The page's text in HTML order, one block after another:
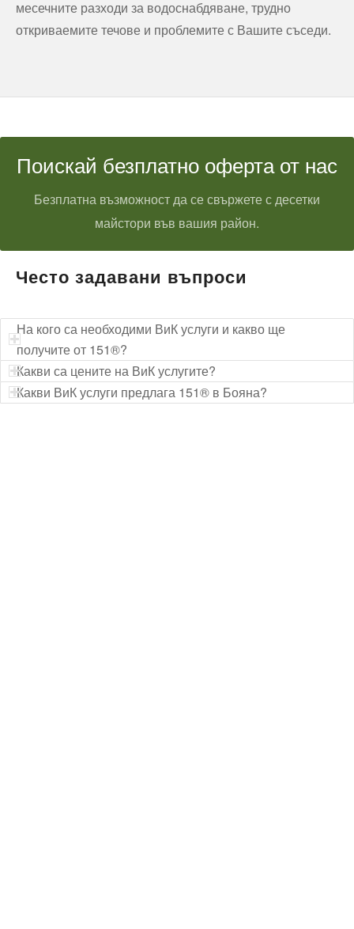
месечните разходи за водоснабдяване, трудно
откриваемите течове и проблемите с Вашите съседи.
Поискай безплатно оферта от нас
Безплатна възможност да се свържете с десетки
майстори във вашия район.
Често задавани въпроси
На кого са необходими ВиК услуги и какво ще
получите от 151®?
Какви са цените на ВиК услугите?
Какви ВиК услуги предлага 151® в Бояна?